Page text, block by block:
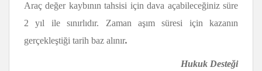
Araç değer kaybının tahsisi için dava açabileceğiniz süre
2 yıl ile sınırlıdır. Zaman aşım süresi için kazanın
gerçekleştiği tarih baz alınır.
Hukuk Desteği